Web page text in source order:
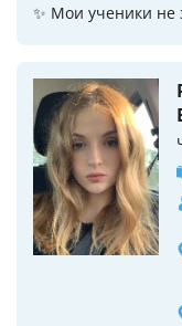
✨ Мои ученики не